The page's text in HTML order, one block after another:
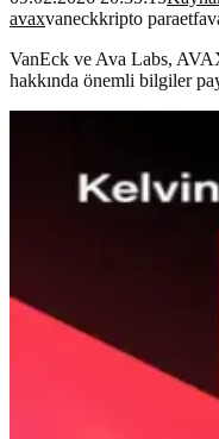
avaxvaneckkripto paraetf
VanEck ve Ava Labs,
hakkında önemli bilgiler